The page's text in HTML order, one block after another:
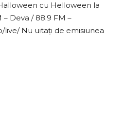
cu Helloween la
– Deva / 88.9 FM –
live/ Nu uitați de emisiunea